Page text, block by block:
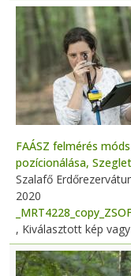
FAÁSZ felmérés
pozícionálása,
Szalafő
2020
, Kiválasztott kép